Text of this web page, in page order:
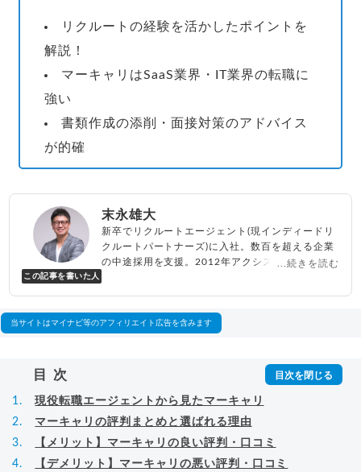
リクルートの経験を活かしたポイントを
解説！
マーキャリはSaaS業界・IT業界の転職に
強い
書類作成の添削・面接対策のアドバイス
が的確
この記事を書いた人
末永雄大
新卒でリクルートエージェント(現インディードリ
クルートパートナーズ)に入社。数百を超える企業
の中途採用を支援。2012年アクシス(株)設立、代
べらない転職エージェント
...続きを読む
当サイトはマイナビ等のアフィリエイト広告を含みます
目次
現役転職エージェントから見たマーキャリ
マーキャリの評判まとめと選ばれる理由
【メリット】マーキャリ️の良い評判・口コミ
【デメリット】マーキャリの悪い評判・口コミ